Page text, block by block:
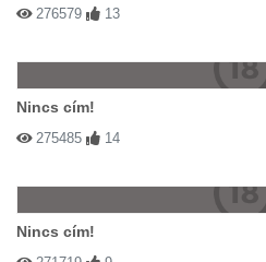
276579 13
Nincs cím!
275485 14
Nincs cím!